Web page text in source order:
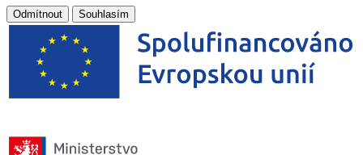
Odmítnout Souhlasím